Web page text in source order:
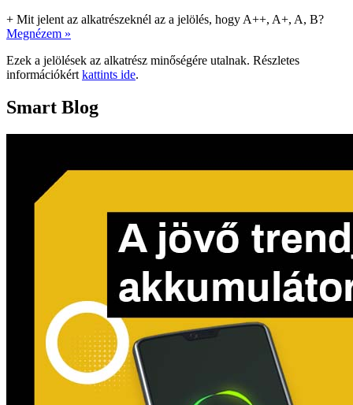
+ Mit jelent az alkatrészeknél az a jelölés, hogy A++, A+, A, B?
Megnézem »
Ezek a jelölések az alkatrész minőségére utalnak. Részletes
információkért kattints ide.
Smart Blog